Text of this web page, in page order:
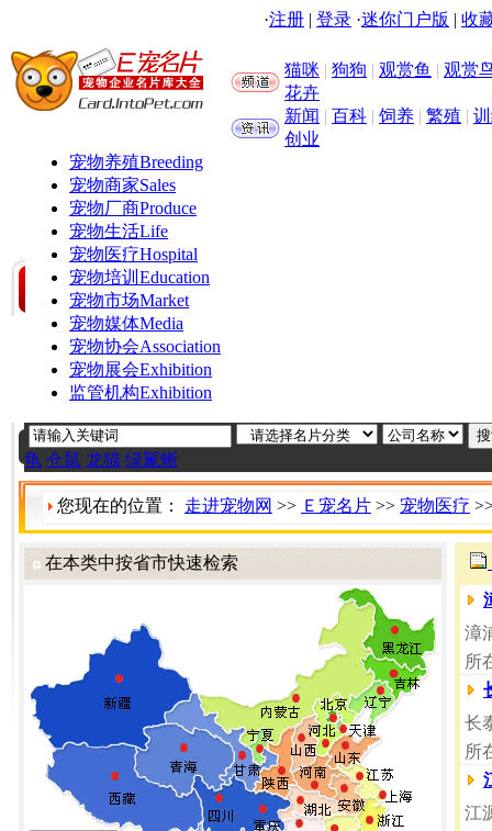
·注册 | 登录 ·迷你门户版 | 收
猫咪 | 狗狗 | 观赏鱼 | 观赏
花卉
新闻 | 百科 | 饲养 | 繁殖 |
创业
宠物养殖Breeding
宠物商家Sales
宠物厂商Produce
宠物生活Life
宠物医疗Hospital
宠物培训 Education
宠物市场Market
宠物媒体Media
宠物协会Association
宠物展会Exhibition
监管机构Exhibition
龟 仓鼠 龙猫 绿鬣蜥
您现在的位置： 走进宠物网 >> Ｅ宠名片 >> 宠物医疗
在本类中按省市快速检索
漳
所
长
所
江